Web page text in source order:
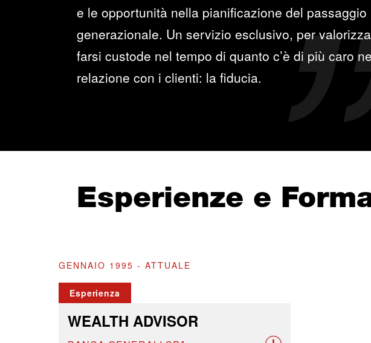
e le opportunità nella pianificazione del passaggio
generazionale. Un servizio esclusivo, per
farsi custode nel tempo di quanto c’è di più caro
relazione con i clienti: la fiducia.
Esperienze e
GENNAIO 1995 - ATTUALE
Esperienza
WEALTH ADVISOR